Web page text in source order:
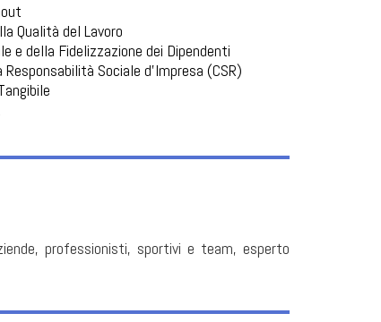
Qualità del Lavoro
e della Fidelizzazione dei Dipendenti
Sociale d'Impresa (CSR)
professionisti, sportivi e team, esperto